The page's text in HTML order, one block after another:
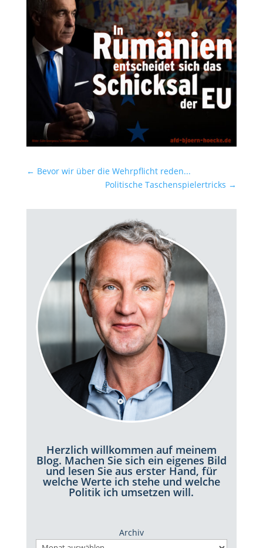
← Bevor wir über die Wehrpflicht reden...
Politische Taschenspielertricks →
Herzlich willkommen auf meinem
Blog. Machen Sie sich ein eigenes Bild
und lesen Sie aus erster Hand, für
welche Werte ich stehe und welche
Politik ich umsetzen will.
Archiv